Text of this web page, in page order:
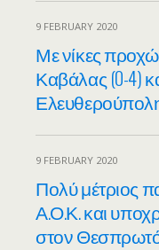
9 FEBRUARY 2020
Με νίκες
Καβάλας (0-4)
9 FEBRUARY 2020
Πολύ μέτριος
Α.Ο.Κ. και
στον Θεσπρωτό